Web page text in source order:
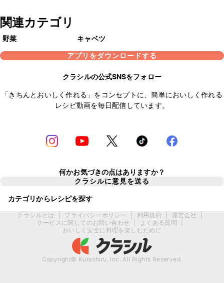
関連カテゴリ
野菜
キャベツ
アプリをダウンロードする
クラシルの公式SNSをフォロー
「きちんとおいしく作れる」をコンセプトに、簡単においしく作れる
レシピ動画を毎日配信しています。
何かお気づきの点はありますか？
クラシルに意見を送る
カテゴリからレシピを探す
クラシルとは プライバシーポリシー 利用規約 運営会社
サービスに関してのお問い合わせ
よくある質問
おいしく安全に料理を楽しむために
Copyright© Kurashiru, Inc. All Rights Reserved.